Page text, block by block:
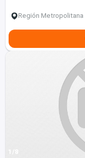
Región Metropolitana
1/8